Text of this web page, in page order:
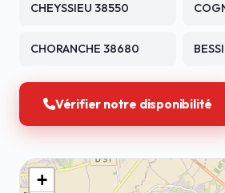
CHEYSSIEU 38550
CHORANCHE 38680
Vérifier notre disponibilité
+